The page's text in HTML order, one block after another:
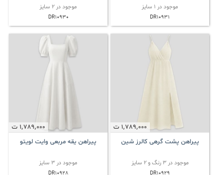
موجود در 1 سایز
DR10931
موجود در 2 سایز
DR10930
1٬789٬000 ت
پیراهن پشت گرهی کالرز شین
موجود در 3 رنگ و 2 سایز
DR10929
1٬789٬000 ت
پیراهن یقه مربعی وایت لویتو
موجود در 3 سایز
DR10928